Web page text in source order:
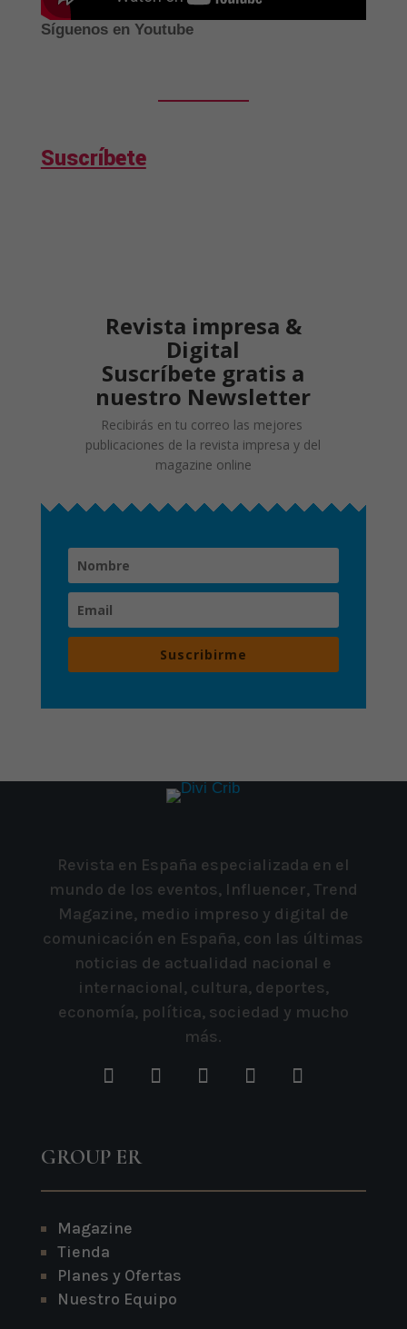
Síguenos en Youtube
Suscríbete
Revista impresa &
Digital
Suscríbete gratis a
nuestro Newsletter
Recibirás en tu correo las mejores
publicaciones de la revista impresa y del
magazine online
Suscribirme
Revista en España especializada en el
mundo de los eventos, Influencer, Trend
Magazine, medio impreso y digital de
comunicación en España, con las últimas
noticias de actualidad nacional e
internacional, cultura, deportes,
economía, política, sociedad y mucho
más.
GROUP ER
Magazine
Tienda
Planes y Ofertas
Nuestro Equipo